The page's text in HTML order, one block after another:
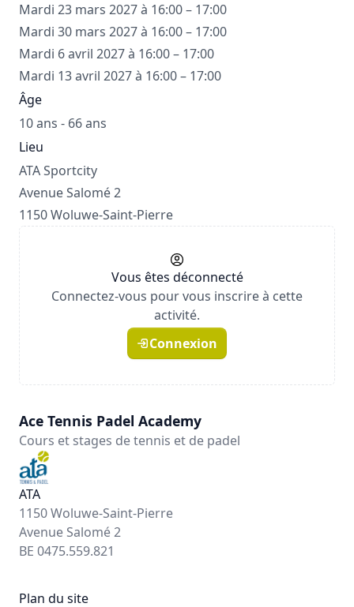
Mardi 23 mars 2027 à 16:00 – 17:00
Mardi 30 mars 2027 à 16:00 – 17:00
Mardi 6 avril 2027 à 16:00 – 17:00
Mardi 13 avril 2027 à 16:00 – 17:00
Âge
10 ans - 66 ans
Lieu
ATA Sportcity
Avenue Salomé 2
1150 Woluwe-Saint-Pierre
Vous êtes déconnecté
Connectez-vous pour vous inscrire à cette
activité.
Connexion
Ace Tennis Padel Academy
Cours et stages de tennis et de padel
ATA
1150 Woluwe-Saint-Pierre
Avenue Salomé 2
BE 0475.559.821
Plan du site